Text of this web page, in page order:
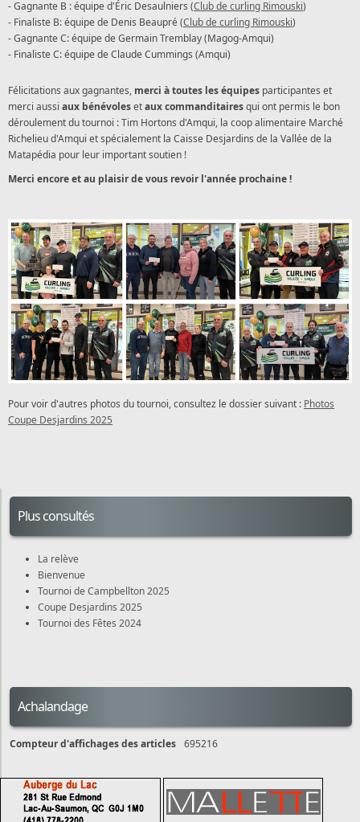
- Gagnante B : équipe d'Éric Desaulniers (Club de curling Rimouski)
- Finaliste B: équipe de Denis Beaupré (Club de curling Rimouski)
- Gagnante C: équipe de Germain Tremblay (Magog-Amqui)
- Finaliste C: équipe de Claude Cummings (Amqui)
Félicitations aux gagnantes, merci à toutes les équipes participantes et
merci aussi aux bénévolesetaux commanditairesqui ont permis le bon
déroulement du tournoi : Tim Hortons d'Amqui, la coop alimentaire Marché
Richelieu d'Amqui et spécialement la Caisse Desjardins de la Vallée de la
Matapédia pour leur important soutien !
Merci encore et au plaisir de vous revoir l'année prochaine !
Pour voir d'autres photos du tournoi, consultez le dossier suivant : Photos
Coupe Desjardins 2025
Plus consultés
La relève
Bienvenue
Tournoi de Campbellton 2025
Coupe Desjardins 2025
Tournoi des Fêtes 2024
Achalandage
Compteur d'affichages des articles 695216